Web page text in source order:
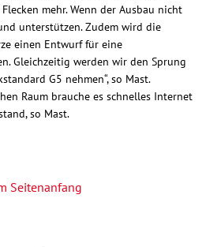
mehr. Wenn der Ausbau nicht
unterstützen. Zudem wird die
einen Entwurf für eine
Gleichzeitig werden wir den Sprung
G5 nehmen“, so Mast.
Raum brauche es schnelles Internet
so Mast.
Seitenanfang